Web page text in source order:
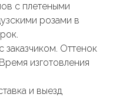
с плетеными
розами в
заказчиком. Оттенок
изготовления
и выезд